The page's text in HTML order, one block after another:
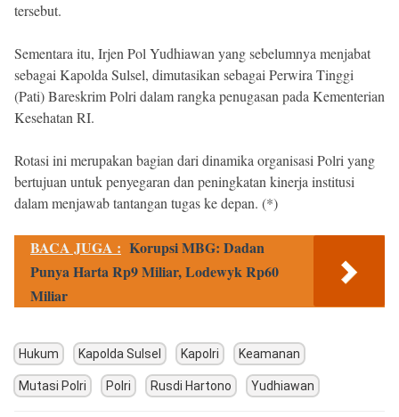
tersebut.
Sementara itu, Irjen Pol Yudhiawan yang sebelumnya menjabat
sebagai Kapolda Sulsel, dimutasikan sebagai Perwira Tinggi
(Pati) Bareskrim Polri dalam rangka penugasan pada Kementerian
Kesehatan RI.
Rotasi ini merupakan bagian dari dinamika organisasi Polri yang
bertujuan untuk penyegaran dan peningkatan kinerja institusi
dalam menjawab tantangan tugas ke depan. (*)
BACA JUGA : Korupsi MBG: Dadan
Punya Harta Rp9 Miliar, Lodewyk Rp60
Miliar
Hukum Kapolda Sulsel Kapolri Keamanan
Mutasi Polri Polri Rusdi Hartono Yudhiawan